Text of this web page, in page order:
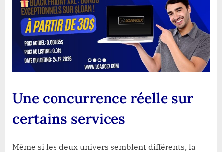
Une concurrence réelle sur
certains services
Même si les deux univers semblent différents, la